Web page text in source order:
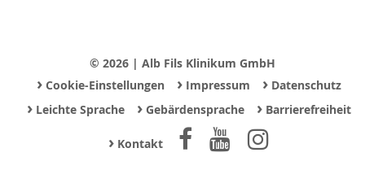
© 2026 | Alb Fils Klinikum GmbH
›Cookie-Einstellungen ›Impressum ›Datenschutz
›Leichte Sprache ›Gebärdensprache ›Barrierefreiheit
› Kontakt